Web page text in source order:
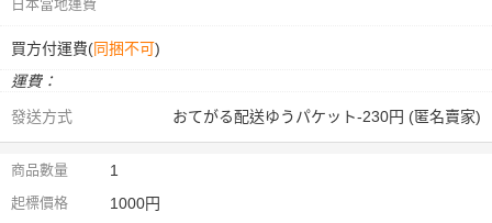
日本當地運費
買方付運費(同捆不可)
運費：
發送方式
おてがる配送ゆうパケット-230円 (匿名賣家)
商品數量 1
起標價格 1000円